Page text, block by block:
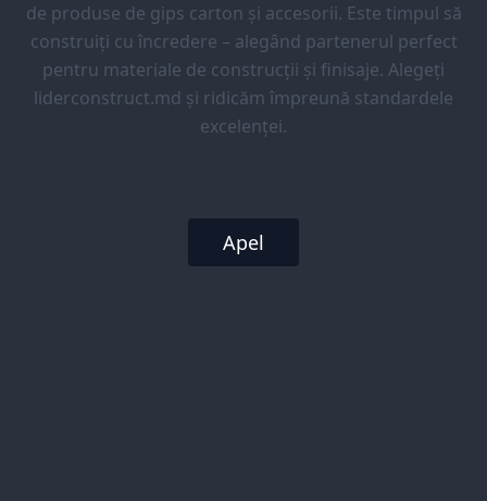
de produse de gips carton și accesorii. Este timpul să
construiți cu încredere – alegând partenerul perfect
pentru materiale de construcții și finisaje. Alegeți
liderconstruct.md și ridicăm împreună standardele
excelenței.
Apel